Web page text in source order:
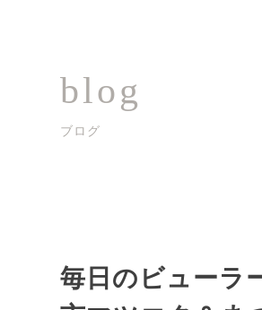
blog
ブログ
毎日のビューラ